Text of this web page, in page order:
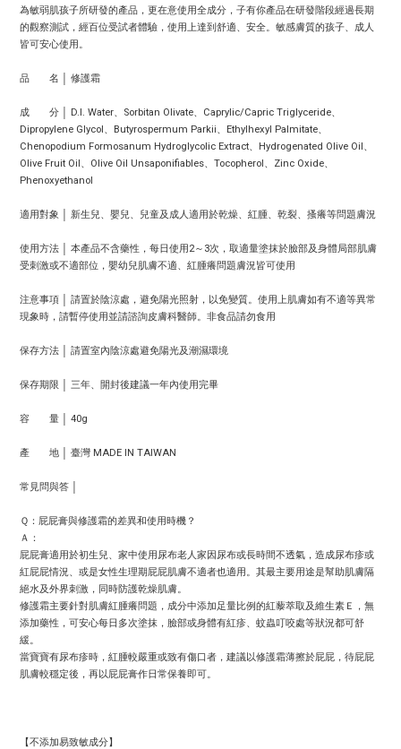
為敏弱肌孩子所研發的產品，更在意使用全成分，子有你產品在研發階段經過長期
的觀察測試，經百位受試者體驗，使用上達到舒適、安全。敏感膚質的孩子、成人
皆可安心使用。
品 名 │ 修護霜
成 分 │ D.I. Water、Sorbitan Olivate、Caprylic/Capric Triglyceride、
Dipropylene Glycol、Butyrospermum Parkii、Ethylhexyl Palmitate、
Chenopodium Formosanum Hydroglycolic Extract、Hydrogenated Olive Oil、
Olive Fruit Oil、Olive Oil Unsaponifiables、Tocopherol、Zinc Oxide、
Phenoxyethanol
適用對象 │ 新生兒、嬰兒、兒童及成人適用於乾燥、紅腫、乾裂、搔癢等問題膚況
使用方法 │ 本產品不含藥性，每日使用2～3次，取適量塗抹於臉部及身體局部肌膚
受刺激或不適部位，嬰幼兒肌膚不適、紅腫癢問題膚況皆可使用
注意事項 │ 請置於陰涼處，避免陽光照射，以免變質。使用上肌膚如有不適等異常
現象時，請暫停使用並請諮詢皮膚科醫師。非食品請勿食用
保存方法 │ 請置室內陰涼處避免陽光及潮濕環境
保存期限 │ 三年、開封後建議一年內使用完畢
容 量 │ 40g
產 地 │ 臺灣 MADE IN TAIWAN
常見問與答 │
Ｑ：屁屁膏與修護霜的差異和使用時機？
Ａ：
屁屁膏適用於初生兒、家中使用尿布老人家因尿布或長時間不透氣，造成尿布疹或
紅屁屁情況、或是女性生理期屁屁肌膚不適者也適用。其最主要用途是幫助肌膚隔
絕水及外界刺激，同時防護乾燥肌膚。
修護霜主要針對肌膚紅腫癢問題，成分中添加足量比例的紅藜萃取及維生素Ｅ，無
添加藥性，可安心每日多次塗抹，臉部或身體有紅疹、蚊蟲叮咬處等狀況都可舒
緩。
當寶寶有尿布疹時，紅腫較嚴重或致有傷口者，建議以修護霜薄擦於屁屁，待屁屁
肌膚較穩定後，再以屁屁膏作日常保養即可。
【不添加易致敏成分】